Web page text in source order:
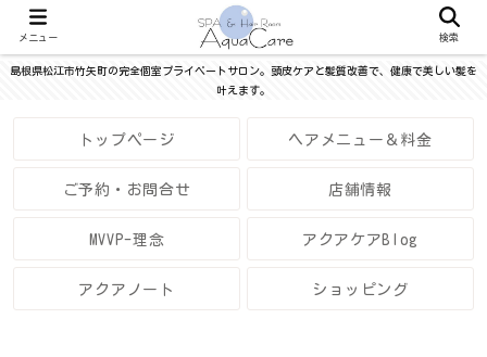
島根県松江市竹矢町の完全個室プライベートサロン。頭皮ケアと髪質改善で、健康で美しい髪を
叶えます。
トップページ ヘアメニュー＆料金
ご予約・お問合せ 店舗情報
MVVP-理念 アクアケアBlog
アクアノート ショッピング
メニュー 検索